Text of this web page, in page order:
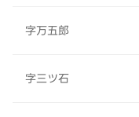
字万五郎
字三ツ石